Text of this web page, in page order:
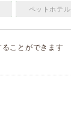
ペットホテル
ることができます